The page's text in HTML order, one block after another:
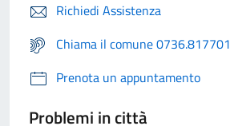
Richiedi Assistenza
Chiama il comune 0736.817701
Prenota un appuntamento
Problemi in città